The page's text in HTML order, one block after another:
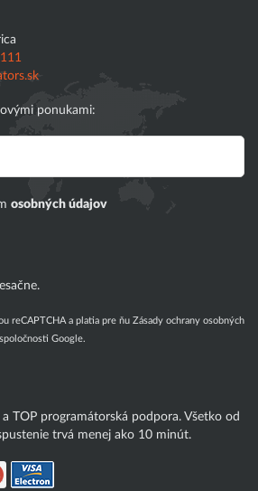
ponukami:
osobných údajov
reCAPTCHA a platia pre ňu Zásady ochrany osobných
spoločnosti Google.
TOP programátorská podpora. Všetko od
trvá menej ako 10 minút.